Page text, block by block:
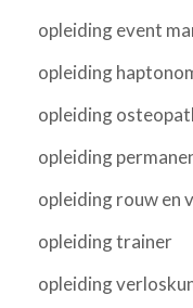
opleiding event
opleiding
opleiding
opleiding
opleiding rouw en
opleiding trainer
opleiding